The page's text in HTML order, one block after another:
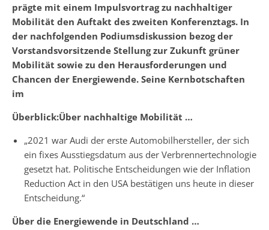
prägte mit einem Impulsvortrag zu nachhaltiger
Mobilität den Auftakt des zweiten Konferenztags. In
der nachfolgenden Podiumsdiskussion bezog der
Vorstandsvorsitzende Stellung zur Zukunft grüner
Mobilität sowie zu den Herausforderungen und
Chancen der Energiewende. Seine Kernbotschaften
im
Überblick:Über nachhaltige Mobilität …
„2021 war Audi der erste Automobilhersteller, der sich
ein fixes Ausstiegsdatum aus der Verbrennertechnologie
gesetzt hat. Politische Entscheidungen wie der Inflation
Reduction Act in den USA bestätigen uns heute in dieser
Entscheidung.“
Über die Energiewende in Deutschland …